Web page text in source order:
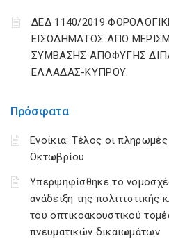
Πρόσφατα
Ενοίκια: Τέλος οι
Οκτωβρίου
Υπερψηφίσθηκε το
ανάδειξη της πολιτιστικής
του οπτικοακουστικού
πνευματικών δικαιωμάτων
ΔΕΔ 1140/2019
ΕΙΣΟΔΗΜΑΤΟΣ ΑΠΟ
ΣΥΜΒΑΣΗΣ ΑΠΟΦΥΓΗΣ
ΕΛΛΑΔΑΣ-ΚΥΠΡΟΥ.